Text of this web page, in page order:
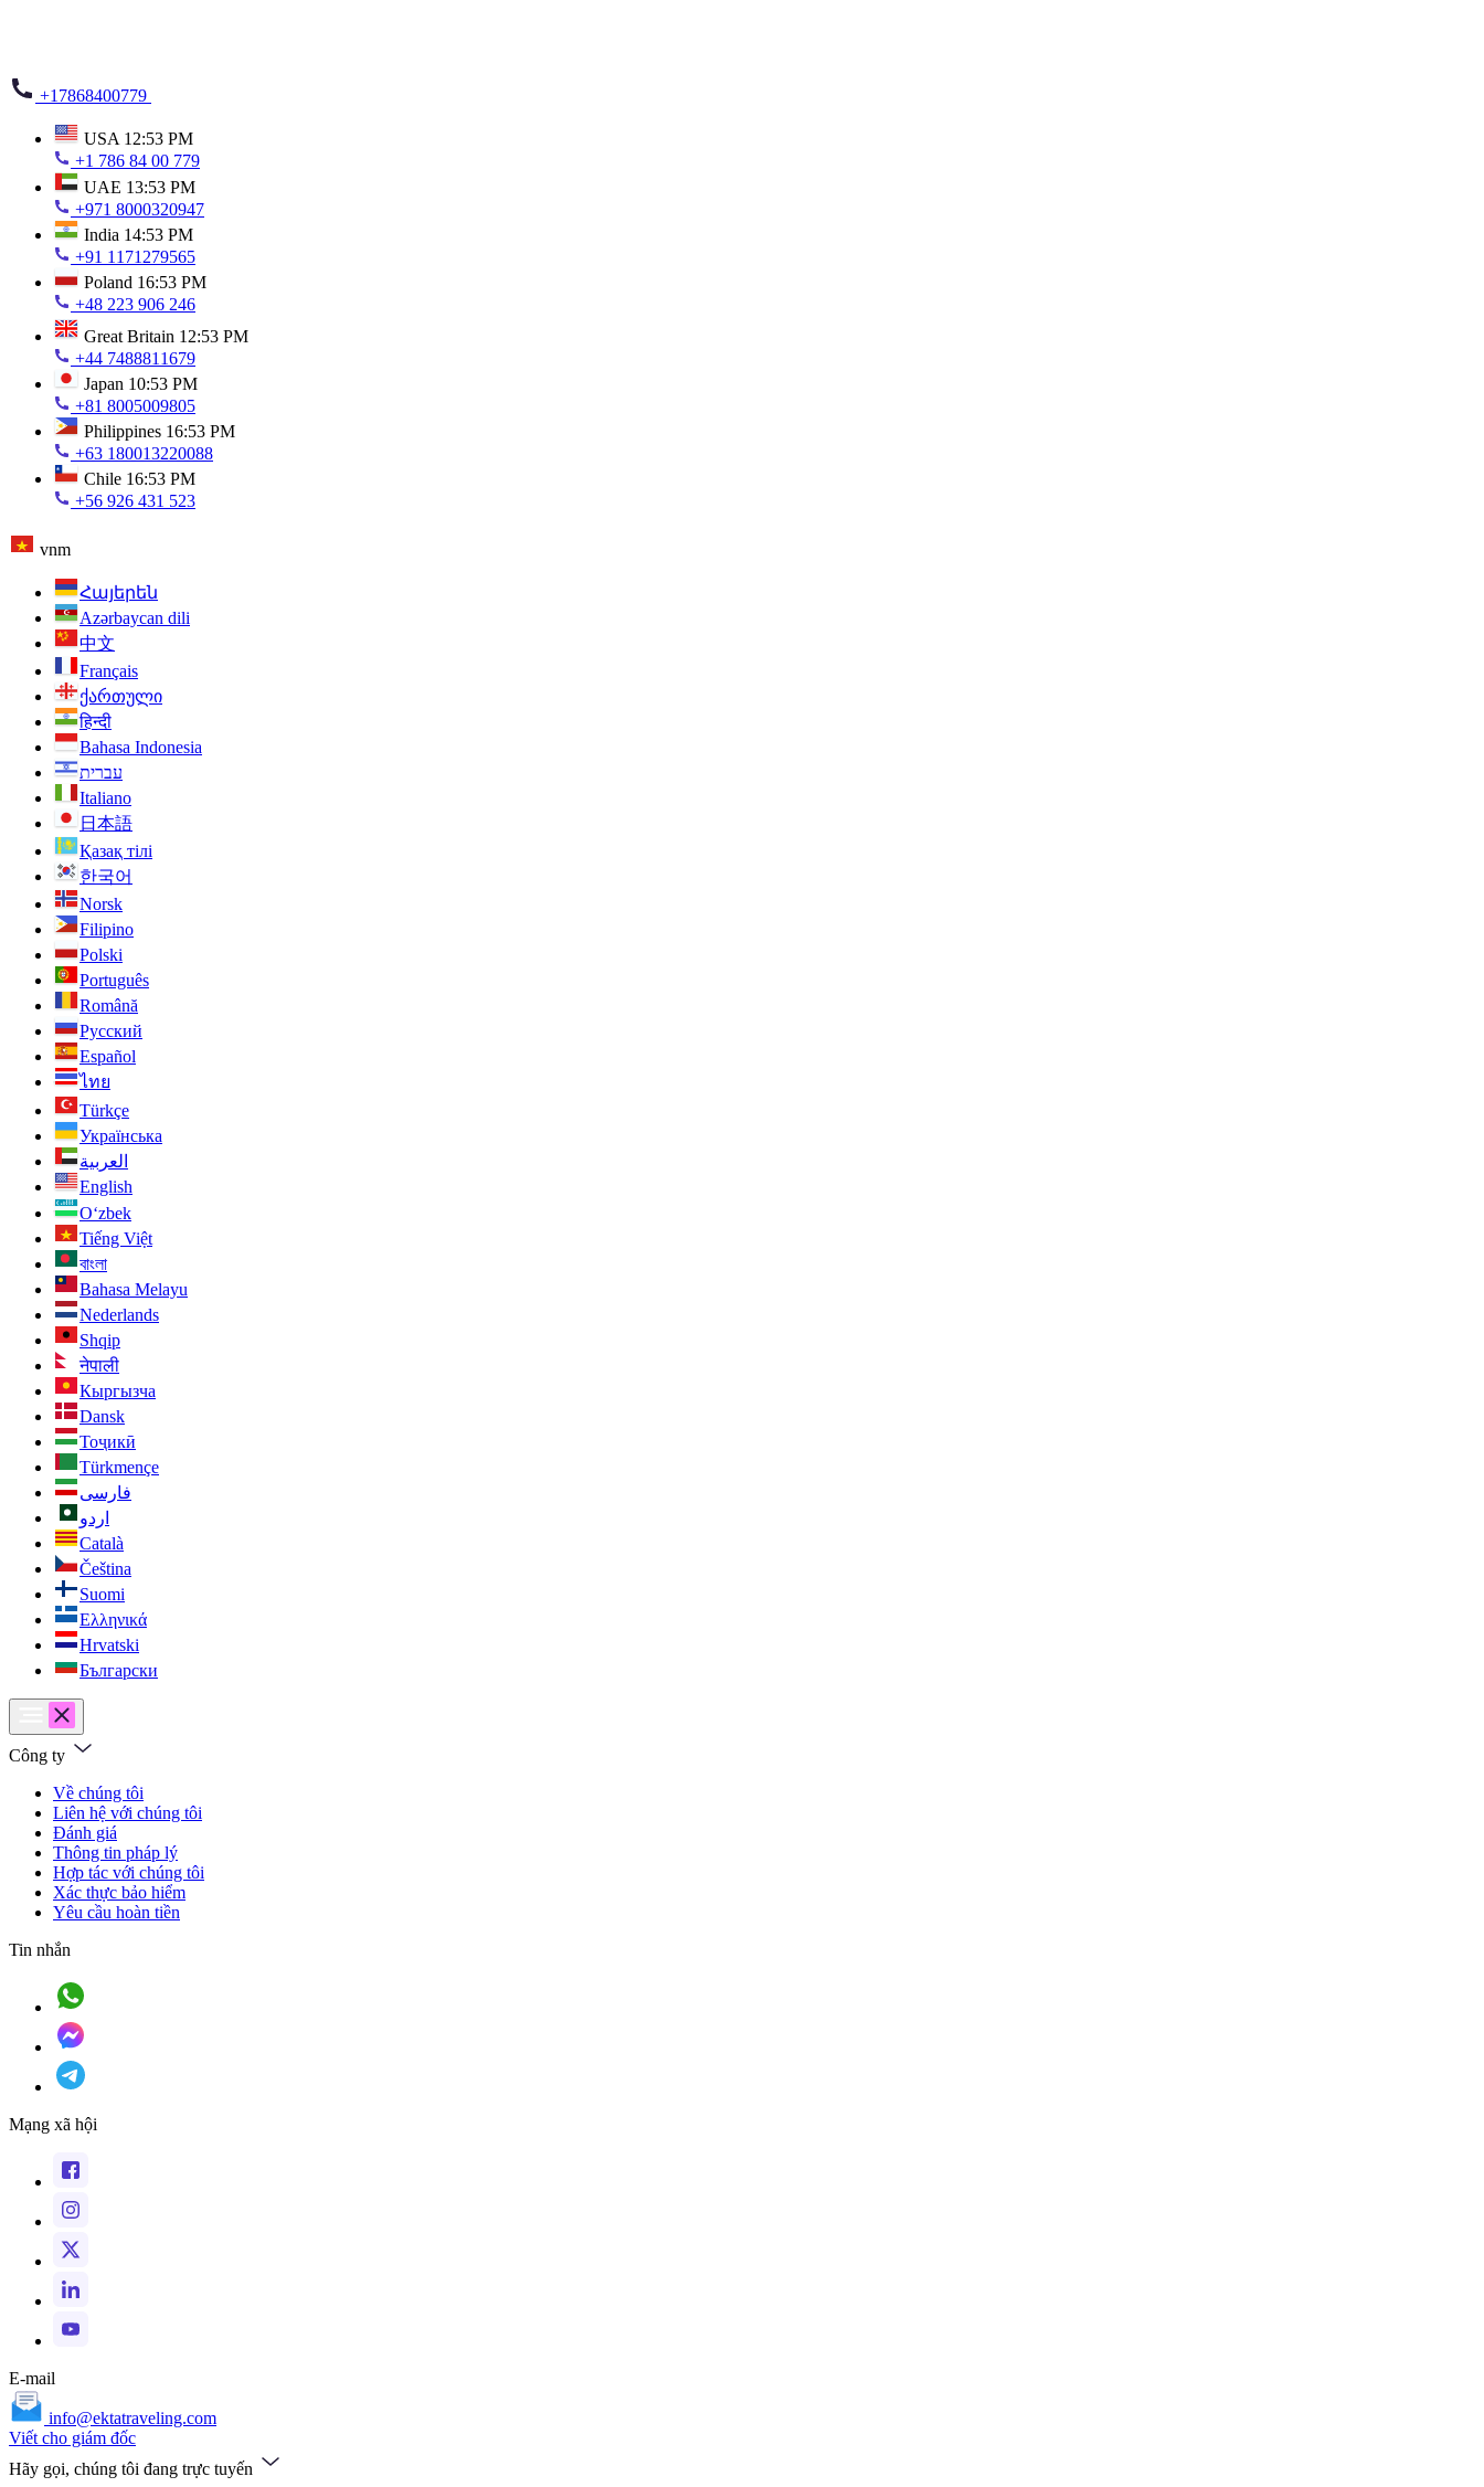
+17868400779
USA 12:53 PM
+1 786 84 00 779
UAE 13:53 PM
+971 8000320947
India 14:53 PM
+91 1171279565
Poland 16:53 PM
+48 223 906 246
Great Britain 12:53 PM
+44 7488811679
Japan 10:53 PM
+81 8005009805
Philippines 16:53 PM
+63 180013220088
Chile 16:53 PM
+56 926 431 523
vnm
Հայերեն
Azərbaycan dili
中文
Français
ქართული
हिन्दी
Bahasa Indonesia
עברית
Italiano
日本語
Қазақ тілі
한국어
Norsk
Filipino
Polski
Português
Română
Русский
Español
ไทย
Türkçe
Українська
العربية
English
O‘zbek
Tiếng Việt
বাংলা
Bahasa Melayu
Nederlands
Shqip
नेपाली
Кыргызча
Dansk
Тоҷикӣ
Türkmençe
فارسی
اردو
Català
Čeština
Suomi
Ελληνικά
Hrvatski
Български
Công ty
Về chúng tôi
Liên hệ với chúng tôi
Đánh giá
Thông tin pháp lý
Hợp tác với chúng tôi
Xác thực bảo hiểm
Yêu cầu hoàn tiền
Tin nhắn
Mạng xã hội
E-mail
info@ektatraveling.com
Viết cho giám đốc
Hãy gọi, chúng tôi đang trực tuyến